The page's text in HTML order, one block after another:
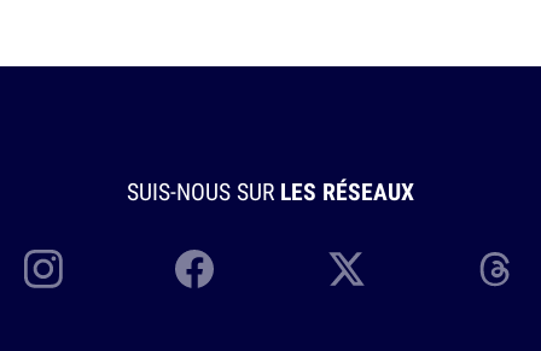
SUIS-NOUS SUR LES RÉSEAUX